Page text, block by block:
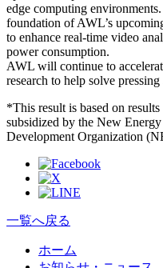
edge computing
foundation of AWL’s
to enhance real-time video
power consumption.
AWL will continue to
research to help solve
*This result is based on
subsidized by the New
Development Organization
一覧へ戻る
ホーム